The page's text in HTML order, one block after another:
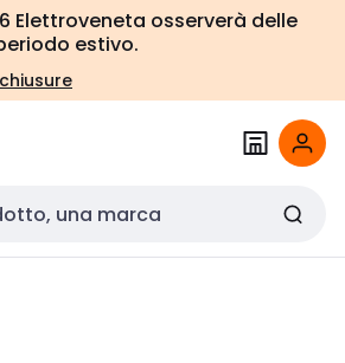
Elettroveneta osserverà delle
estivo.